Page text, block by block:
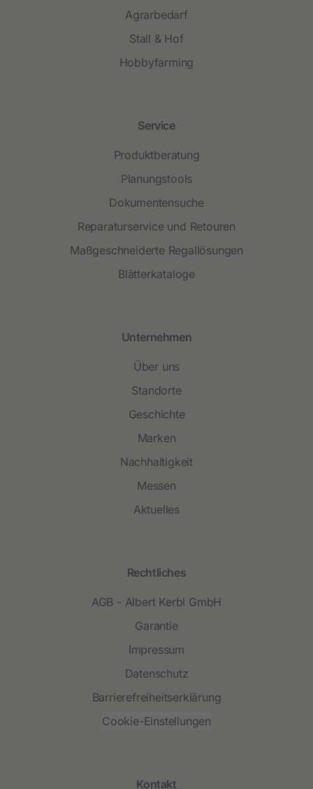
Agrarbedarf
Stall & Hof
Hobbyfarming
Service
Produktberatung
Planungstools
Dokumentensuche
Reparaturservice und Retouren
Maßgeschneiderte Regallösungen
Blätterkataloge
Unternehmen
Über uns
Standorte
Geschichte
Marken
Nachhaltigkeit
Messen
Aktuelles
Rechtliches
AGB - Albert Kerbl GmbH
Garantie
Impressum
Datenschutz
Barrierefreiheitserklärung
Cookie-Einstellungen
Kontakt